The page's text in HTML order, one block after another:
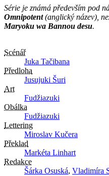
Série je známá především pod
Omnipotent(anglický název),
Maryoku wa Bannou desu.
Scénář
Juka Tačibana
Předloha
Jusujuki Šuri
Art
Fudžiazuki
Obálka
Fudžiazuki
Lettering
Miroslav Kučera
Překlad
Markéta Linhart
Redakce
Šárka Osuská, Vladimíra